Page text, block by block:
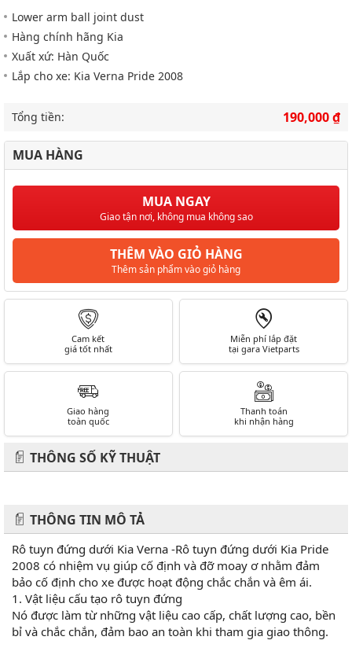
Lower arm ball joint dust
Hàng chính hãng Kia
Xuất xứ: Hàn Quốc
Lắp cho xe: Kia Verna Pride 2008
Tổng tiền: 190,000 ₫
MUA HÀNG
MUA NGAY
Giao tận nơi, không mua không sao
THÊM VÀO GIỎ HÀNG
Thêm sản phẩm vào giỏ hàng
Cam kết
giá tốt nhất
Miễn phí lắp đặt
tại gara Vietparts
Giao hàng
toàn quốc
Thanh toán
khi nhận hàng
THÔNG SỐ KỸ THUẬT
THÔNG TIN MÔ TẢ
Rô tuyn đứng dưới Kia Verna -Rô tuyn đứng dưới Kia Pride
2008 có nhiệm vụ giúp cố định và đỡ moay ơ nhằm đảm
bảo cố định cho xe được hoạt động chắc chắn và êm ái.
1. Vật liệu cấu tạo rô tuyn đứng
Nó được làm từ những vật liệu cao cấp, chất lượng cao, bền
bỉ và chắc chắn, đảm bao an toàn khi tham gia giao thông.